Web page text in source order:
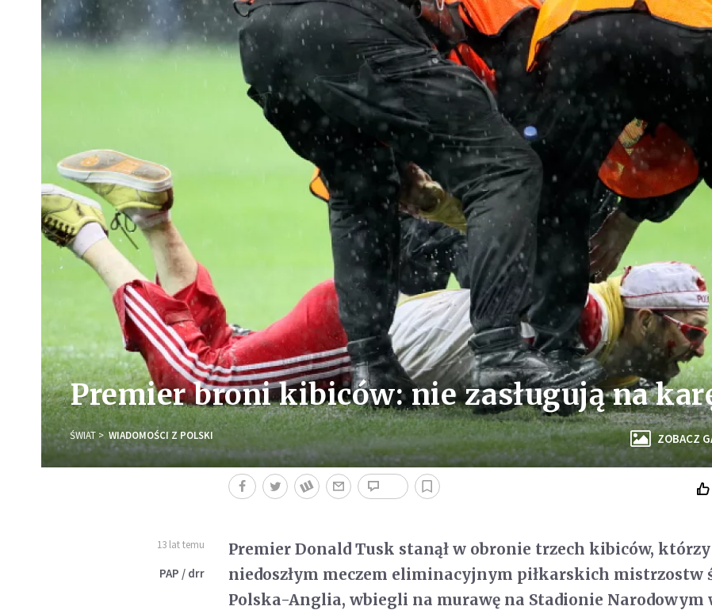
Premier broni kibiców: nie zasługują na
ŚWIAT WIADOMOŚCI Z POLSKI ZOBACZ
13 lat temu
PAP / drr
Premier Donald Tusk stanął w obronie trzech kibiców,
niedoszłym meczem eliminacyjnym piłkarskich mistrzostw
Polska-Anglia, wbiegli na murawę na Stadionie Narodowym